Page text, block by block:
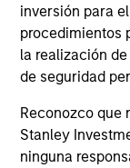
inversión para
procedimientos
la realización
de seguridad
Reconozco que
Stanley
ninguna
ARTÍCULOS